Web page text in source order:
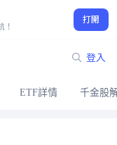
！
打開
登入
ETF詳情 千金股